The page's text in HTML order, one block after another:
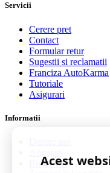
Servicii
Cerere pret
Contact
Formular retur
Sugestii si reclamatii
Franciza AutoKarma
Tutoriale
Asigurari
Informatii
Blog auto
Acest